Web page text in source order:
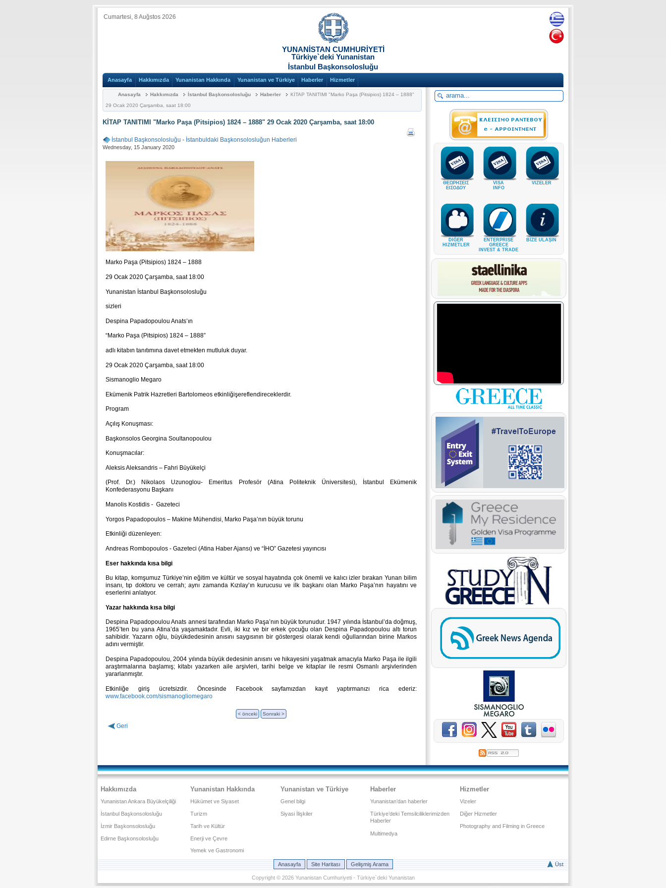
Cumartesi, 8 Auğstos 2026
YUNANİSTAN CUMHURİYETİ
Türkiye`deki Yunanistan
İstanbul Başkonsolosluğu
Anasayfa Hakkımızda Yunanistan Hakkında Yunanistan ve Türkiye Haberler Hizmetler
Anasayfa Hakkımızda İstanbul Başkonsolosluğu Haberler
KİTAP TANITIMI "Marko Paşa (Pitsipios) 1824 – 1888"
29 Ocak 2020 Çarşamba, saat 18:00
KİTAP TANITIMI "Marko Paşa (Pitsipios) 1824 – 1888" 29 Ocak 2020 Çarşamba, saat 18:00
İstanbul Başkonsolosluğu - İstanbuldaki Başkonsolosluğun Haberleri
Wednesday, 15 January 2020
Marko Paşa (Pitsipios) 1824 – 1888
29 Ocak 2020 Çarşamba, saat 18:00
Yunanistan İstanbul Başkonsolosluğu
sizleri
Despina Papadopoulou Anats’ın
“Marko Paşa (Pitsipios) 1824 – 1888”
adlı kitabın tanıtımına davet etmekten mutluluk duyar.
29 Ocak 2020 Çarşamba, saat 18:00
Sismanoglio Megaro
Ekümenik Patrik Hazretleri Bartolomeos etkinliğişereflendireceklerdir.
Program
Açılış Konuşması:
Başkonsolos Georgina Soultanopoulou
Konuşmacılar:
Aleksis Aleksandris – Fahri Büyükelçi
(Prof. Dr.) Nikolaos Uzunoglou- Emeritus Profesör (Atina Politeknik Üniversitesi), İstanbul Ekümenik
Konfederasyonu Başkanı
Manolis Kostidis - Gazeteci
Yorgos Papadopoulos – Makine Mühendisi, Marko Paşa’nın büyük torunu
Etkinliği düzenleyen:
Andreas Rombopoulos - Gazeteci (Atina Haber Ajansı) ve “İHO” Gazetesi yayıncısı
Eser hakkında kısa bilgi
Bu kitap, komşumuz Türkiye’nin eğitim ve kültür ve sosyal hayatında çok önemli ve kalıcı izler bırakan Yunan bilim
insanı, tıp doktoru ve cerrah; aynı zamanda Kızılay’ın kurucusu ve ilk başkanı olan Marko Paşa’nın hayatını ve
eserlerini anlatıyor.
Yazar hakkında kısa bilgi
Despina Papadopoulou Anats annesi tarafından Marko Paşa’nın büyük torunudur. 1947 yılında İstanbul’da doğmuş,
1965’ten bu yana Atina’da yaşamaktadır. Evli, iki kız ve bir erkek çocuğu olan Despina Papadopoulou altı torun
sahibidir. Yazarın oğlu, büyükdedesinin anısını saygısının bir göstergesi olarak kendi oğullarından birine Markos
adını vermiştir.
Despina Papadopoulou, 2004 yılında büyük dedesinin anısını ve hikayesini yaşatmak amacıyla Marko Paşa ile ilgili
araştırmalarına başlamış; kitabı yazarken aile arşivleri, tarihi belge ve kitaplar ile resmi Osmanlı arşivlerinden
yararlanmıştır.
Etkinliğe giriş ücretsizdir. Öncesinde Facebook sayfamızdan kayıt yaptırmanızı rica ederiz:
www.facebook.com/sismanogliomegaro
< önceki Sonraki >
Geri
ΘΕΩΡΗΣΕΙΣ
ΕΙΣΟΔΟΥ
VISA
INFO
VIZELER
DIĞER
HIZMETLER
ENTERPRISE
GREECE
INVEST & TRADE
BİZE ULAŞIN
Hakkımızda
Yunanistan Ankara Büyükelçiliği
İstanbul Başkonsolosluğu
İzmir Başkonsolosluğu
Edirne Başkonsolosluğu
Yunanistan Hakkında
Hükümet ve Siyaset
Turizm
Tarih ve Kültür
Enerji ve Çevre
Yemek ve Gastronomi
Yunanistan ve Türkiye
Genel bilgi
Siyasi İlişkiler
Haberler
Yunanistan’dan haberler
Türkiye’deki Temsilciliklerimizden
Haberler
Multimedya
Hizmetler
Vizeler
Diğer Hizmetler
Photography and Filming in Greece
Anasayfa Site Haritası Gelişmiş Arama Üst
Copyright © 2026 Yunanistan Cumhuriyeti - Türkiye`deki Yunanistan